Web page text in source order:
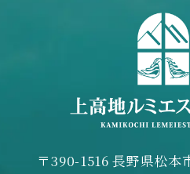
〒390-1516 長野県松本